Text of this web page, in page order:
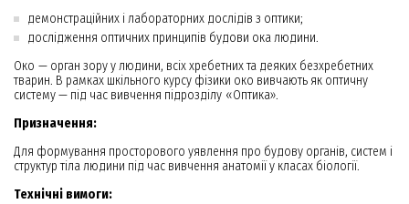
демонстраційних і лабораторних дослідів з оптики;
дослідження оптичних принципів будови ока людини.
Око — орган зору у людини, всіх хребетних та деяких безхребетних
тварин. В рамках шкільного курсу фізики око вивчають як оптичну
систему — під час вивчення підрозділу «Оптика».
Призначення:
Для формування просторового уявлення про будову органів, систем і
структур тіла людини під час вивчення анатомії у класах біології.
Технічні вимоги: